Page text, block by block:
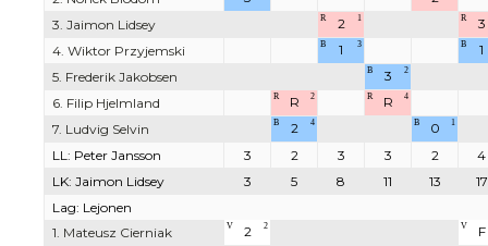
3. Jaimon Lidsey R 2 1 R
3
4. Wiktor Przyjemski
B 1 3 B
1
5. Frederik Jakobsen
B 3 2
6. Filip Hjelmland R R 2 R R 4
7. Ludvig Selvin B 2 4 B 0 1
LL: Peter Jansson 3 2 3 3 2
4
LK: Jaimon Lidsey
3 5 8 11 13
17
Lag: Lejonen
1. Mateusz Cierniak
V 2 2 V
F